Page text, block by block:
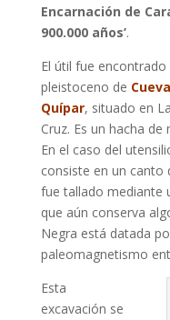
Encarnación de
900.000 años’.
El útil fue
pleistoceno de
Quípar, situado en
Cruz. Es un hacha
En el caso del
consiste en un canto
fue tallado mediante
que aún conserva
Negra está datada
paleomagnetismo
Esta
excavación se